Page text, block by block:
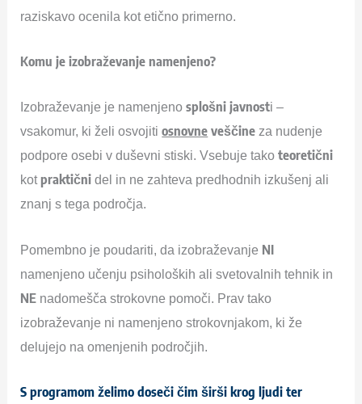
raziskavo ocenila kot etično primerno.
Komu je izobraževanje namenjeno?
Izobraževanje je namenjenosplošni javnosti –
vsakomur, ki želi osvojitiosnovneveščine za nudenje
podpore osebi v duševni stiski. Vsebuje takoteoretični
kotpraktični del in ne zahteva predhodnih izkušenj ali
znanj s tega področja.
Pomembno je poudariti, da izobraževanje NI
namenjeno učenju psiholoških ali svetovalnih tehnik in
NE nadomešča strokovne pomoči. Prav tako
izobraževanje ni namenjeno strokovnjakom, ki že
delujejo na omenjenih področjih.
S programom želimo doseči čim širši krog ljudi ter